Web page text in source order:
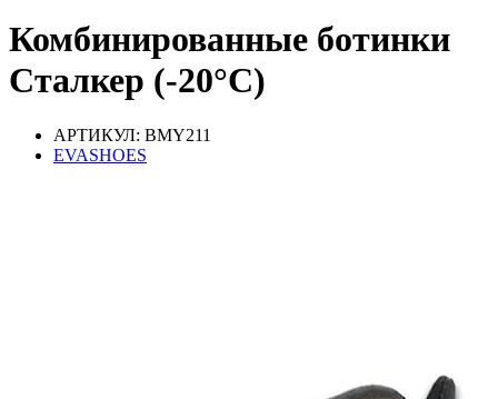
Комбинированные ботинки
Сталкер (-20°С)
АРТИКУЛ: BMY211
EVASHOES